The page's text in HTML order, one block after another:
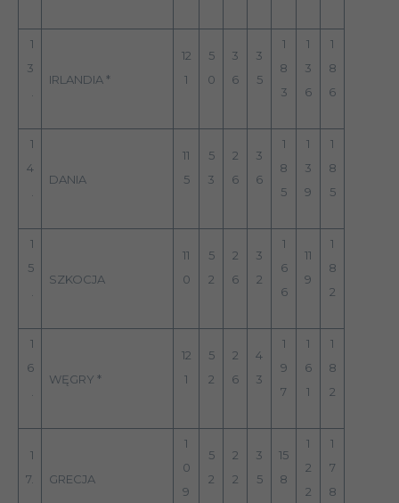
1
3
IRLANDIA *
12
1
5
0
3
6
3
5
1
8
3
1
3
6
1
8
6
1
4
DANIA
11
5
5
3
2
6
3
6
1
8
5
1
3
9
1
8
5
1
5
SZKOCJA
11
0
5
2
2
6
3
2
1
6
6
11
9
1
8
2
1
6
WĘGRY *
12
1
5
2
2
6
4
3
1
9
7
1
6
1
1
8
2
1
7.
GRECJA
1
0
9
5
2
2
2
3
5
15
8
1
2
2
1
7
8